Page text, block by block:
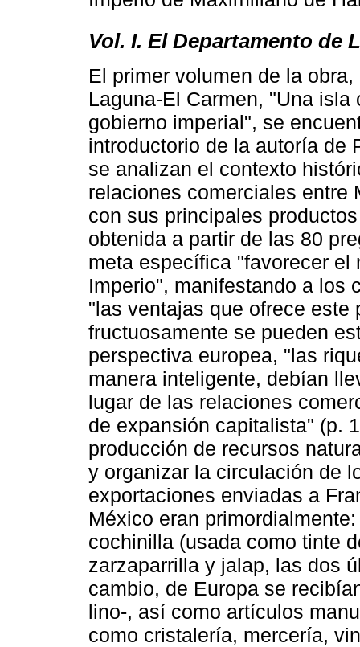
Vol. I. El Departamento de
El primer volumen de la
Laguna-El Carmen, "Una
gobierno imperial", se
introductorio de la autoría de
se analizan el contexto
relaciones comerciales entre
con sus principales
obtenida a partir de las 80
meta específica "favorecer
Imperio", manifestando a los
"las ventajas que ofrece
fructuosamente se pueden
perspectiva europea, "las
manera inteligente, debían
lugar de las relaciones
de expansión capitalista" (p.
producción de recursos
y organizar la circulación de
exportaciones enviadas a
México eran
cochinilla (usada como tinte
zarzaparrilla y jalap, las dos
cambio, de Europa se
lino-, así como artículos
como cristalería, mercería,